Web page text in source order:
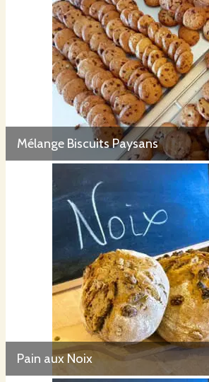
Mélange Biscuits Paysans
Pain aux Noix